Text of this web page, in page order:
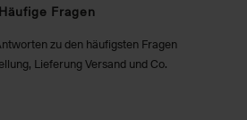
Häufige Fragen
zu den häufigsten Fragen
Lieferung Versand und Co.